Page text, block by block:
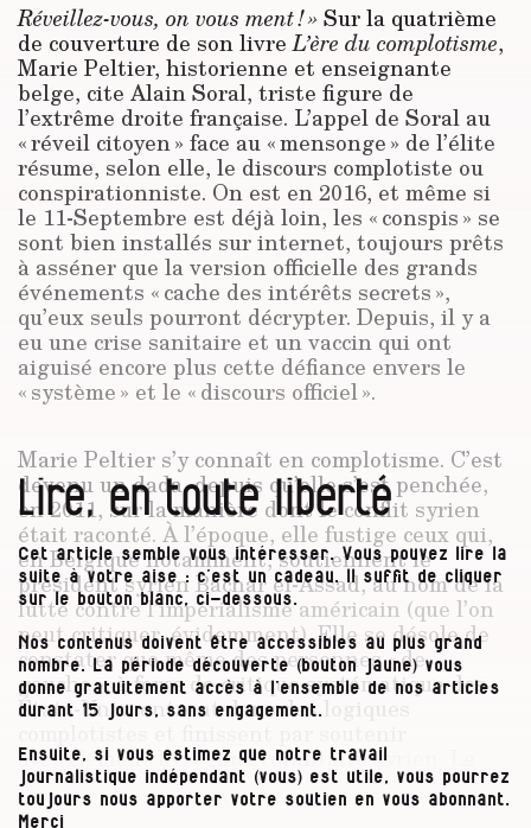
Réveillez-vous, on vous ment ! » Sur la quatrième
de couverture de son livreL’ère du complotisme,
Marie Peltier, historienne et enseignante
belge, cite Alain Soral, triste figure de
l’extrême droite française. L’appel de Soral au
« réveil citoyen » face au « mensonge » de l’élite
résume, selon elle, le discours complotiste ou
conspirationniste. On est en 2016, et même si
le 11-Septembre est déjà loin, les « conspis » se
sont bien installés sur internet, toujours prêts
à asséner que la version officielle des grands
événements « cache des intérêts secrets »,
qu’eux seuls pourront décrypter. Depuis, il y a
eu une crise sanitaire et un vaccin qui ont
aiguisé encore plus cette défiance envers le
« système » et le « discours officiel ».
Marie Peltier s’y connaît en complotisme. C’est
devenu un dada, depuis qu’elle s’est penchée,
en 2011, sur la manière dont le conflit syrien
était raconté. À l’époque, elle fustige ceux qui,
en Belgique notamment, soutiennent le
président syrien Bachar el-Assad, au nom de la
lutte contre l’impérialisme américain (que l’on
peut critiquer, évidemment). Elle se désole de
constater que même des personnes « de
gauche », à force de critique systématique des
États-Unis, entrent dans des logiques
aveuglément le régime totalitaire syrien. Le
dénoncer n’était pas simple : les insultes et le
harcèlement ne se sont pas fait attendre.
Lire, en toute liberté
Cet article semble vous intéresser. Vous pouvez lire la
suite à votre aise : c’est un cadeau. Il suffit de cliquer
sur le bouton blanc, ci-dessous.
Nos contenus doivent être accessibles au plus grand
nombre. La période découverte (bouton jaune) vous
donne gratuitement accès à l’ensemble de nos articles
durant 15 jours, sans engagement.
Ensuite, si vous estimez que notre travail
journalistique indépendant (vous) est utile, vous pourrez
toujours nous apporter votre soutien en vous abonnant.
Merci